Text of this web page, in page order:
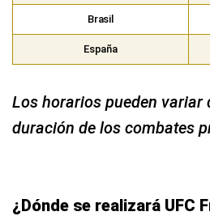
Brasil
España
Los horarios pueden variar
duración de los combates
¿Dónde se realizará UFC